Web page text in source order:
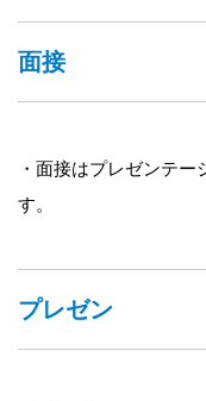
面接
・面接はプレゼンテ
す。
プレゼン